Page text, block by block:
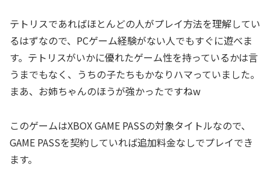
テトリスであればほとんどの人がプレイ方法を理解してい
るはずなので、PCゲーム経験がない人でもすぐに遊べま
す。テトリスがいかに優れたゲーム性を持っているかは言
うまでもなく、うちの子たちもかなりハマっていました。
まあ、お姉ちゃんのほうが強かったですねw
このゲームはXBOX GAME PASSの対象タイトルなので、
GAME PASSを契約していれば追加料金なしでプレイでき
ます。